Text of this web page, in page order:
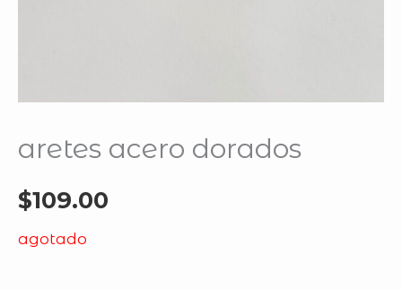
aretes acero dorados
$109.00
agotado